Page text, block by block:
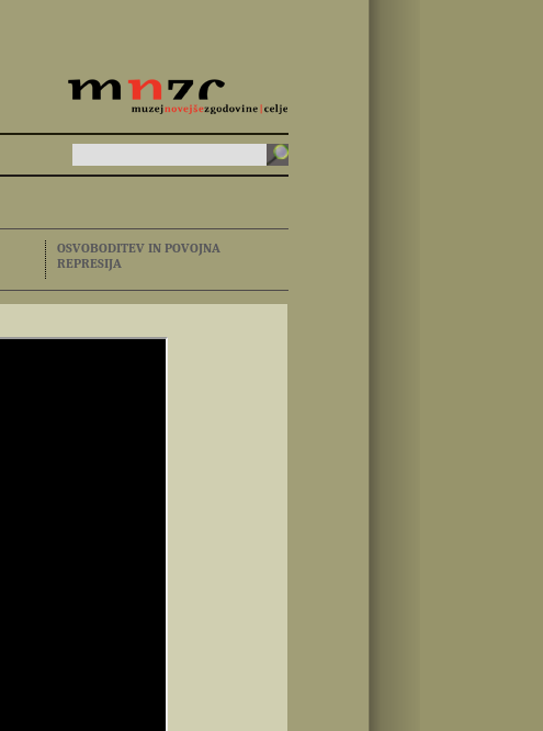
OSVOBODITEV IN POVOJNA
REPRESIJA